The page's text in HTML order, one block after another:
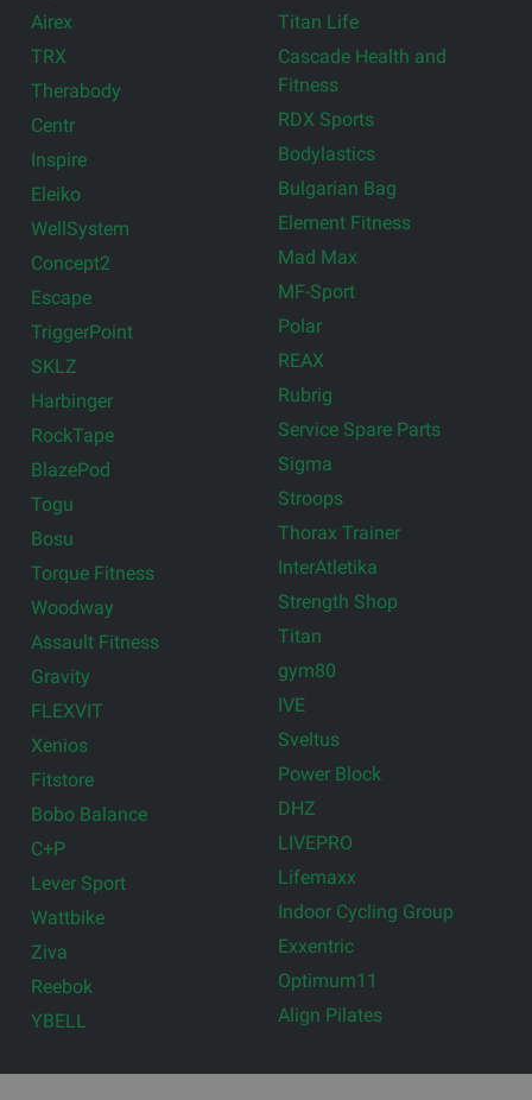
Airex
TRX
Therabody
Centr
Inspire
Eleiko
WellSystem
Concept2
Escape
TriggerPoint
SKLZ
Harbinger
RockTape
BlazePod
Togu
Bosu
Torque Fitness
Woodway
Assault Fitness
Gravity
FLEXVIT
Xenios
Fitstore
Bobo Balance
C+P
Lever Sport
Wattbike
Ziva
Reebok
YBELL
Titan Life
Cascade Health and
Fitness
RDX Sports
Bodylastics
Bulgarian Bag
Element Fitness
Mad Max
MF-Sport
Polar
REAX
Rubrig
Service Spare Parts
Sigma
Stroops
Thorax Trainer
InterAtletika
Strength Shop
Titan
gym80
IVE
Sveltus
Power Block
DHZ
LIVEPRO
Lifemaxx
Indoor Cycling Group
Exxentric
Optimum11
Align Pilates